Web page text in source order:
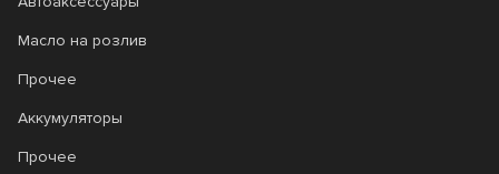
Масло на розлив
Прочее
Аккумуляторы
Прочее